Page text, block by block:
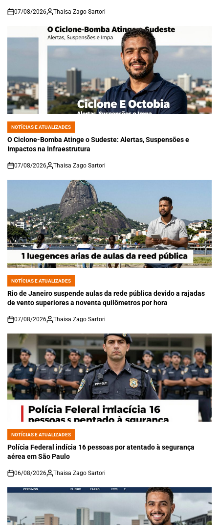
on
07/08/2026 Thaisa Zago Sartori
POSTED
IN
NOTÍCIAS E ATUALIZADES
O Ciclone-Bomba Atinge o Sudeste: Alertas, Suspensões e
Impactos na Infraestrutura
on
07/08/2026 Thaisa Zago Sartori
POSTED
IN
NOTÍCIAS E ATUALIZADES
Rio de Janeiro suspende aulas da rede pública devido a rajadas
de vento superiores a noventa quilômetros por hora
on
07/08/2026 Thaisa Zago Sartori
POSTED
IN
NOTÍCIAS E ATUALIZADES
Polícia Federal indícia 16 pessoas por atentado à segurança
aérea em São Paulo
on
06/08/2026 Thaisa Zago Sartori